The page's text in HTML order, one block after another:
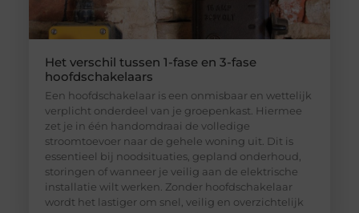
Het verschil tussen 1-fase en 3-fase
hoofdschakelaars
Een hoofdschakelaar is een onmisbaar en wettelijk
verplicht onderdeel van je groepenkast. Hiermee
zet je in één handomdraai de volledige
stroomtoevoer naar de gehele woning uit. Dit is
essentieel bij noodsituaties, gepland onderhoud,
storingen of wanneer je veilig aan de elektrische
installatie wilt werken. Zonder hoofdschakelaar
wordt het lastiger om snel, veilig en overzichtelijk